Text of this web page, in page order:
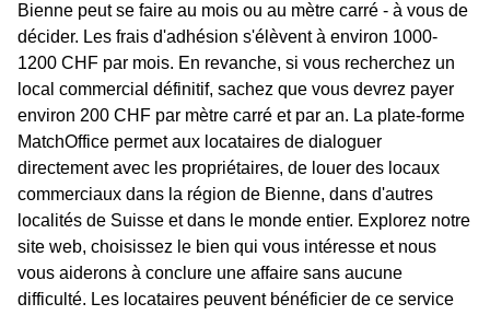
Bienne peut se faire au mois ou au mètre carré - à vous de
décider. Les frais d'adhésion s'élèvent à environ 1000-
1200 CHF par mois. En revanche, si vous recherchez un
local commercial définitif, sachez que vous devrez payer
environ 200 CHF par mètre carré et par an. La plate-forme
MatchOffice permet aux locataires de dialoguer
directement avec les propriétaires, de louer des locaux
commerciaux dans la région de Bienne, dans d'autres
localités de Suisse et dans le monde entier. Explorez notre
site web, choisissez le bien qui vous intéresse et nous
vous aiderons à conclure une affaire sans aucune
difficulté. Les locataires peuvent bénéficier de ce service